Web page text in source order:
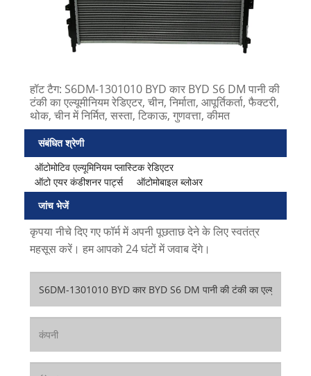
हॉट टैग: S6DM-1301010 BYD कार BYD S6 DM पानी की
टंकी का एल्यूमीनियम रेडिएटर, चीन, निर्माता, आपूर्तिकर्ता, फैक्टरी,
थोक, चीन में निर्मित, सस्ता, टिकाऊ, गुणवत्ता, कीमत
संबंधित श्रेणी
ऑटोमोटिव एल्यूमिनियम प्लास्टिक रेडिएटर
ऑटो एयर कंडीशनर पार्ट्स
ऑटोमोबाइल ब्लोअर
जांच भेजें
कृपया नीचे दिए गए फॉर्म में अपनी पूछताछ देने के लिए स्वतंत्र
महसूस करें। हम आपको 24 घंटों में जवाब देंगे।